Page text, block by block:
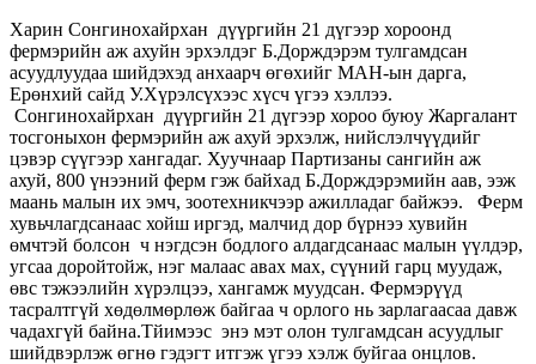
Харин Сонгинохайрхан дүүргийн 21 дүгээр хороонд
фермэрийн аж ахуйн эрхэлдэг Б.Дорждэрэм тулгамдсан
асуудлуудаа шийдэхэд анхаарч өгөхийг МАН-ын дарга,
Ерөнхий сайд У.Хүрэлсүхээс хүсч үгээ хэллээ.
Сонгинохайрхан дүүргийн 21 дүгээр хороо буюу Жаргалант
тосгоныхон фермэрийн аж ахуй эрхэлж, нийслэлчүүдийг
цэвэр сүүгээр хангадаг. Хуучнаар Партизаны сангийн аж
ахуй, 800 үнээний ферм гэж байхад Б.Дорждэрэмийн аав, ээж
маань малын их эмч, зоотехникчээр ажилладаг байжээ. Ферм
хувьчлагдсанаас хойш иргэд, малчид дор бүрнээ хувийн
өмчтэй болсон ч нэгдсэн бодлого алдагдсанаас малын үүлдэр,
угсаа доройтойж, нэг малаас авах мах, сүүний гарц муудаж,
өвс тэжээлийн хүрэлцээ, хангамж муудсан. Фермэрүүд
тасралтгүй хөдөлмөрлөж байгаа ч орлого нь зарлагаасаа давж
чадахгүй байна.Тйимээс энэ мэт олон тулгамдсан асуудлыг
шийдвэрлэж өгнө гэдэгт итгэж үгээ хэлж буйгаа онцлов.